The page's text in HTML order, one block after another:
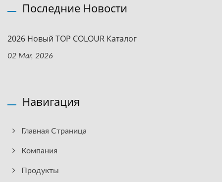
Последние Новости
2026 Новый TOP COLOUR Каталог
02 Mar, 2026
Навигация
Главная Страница
Компания
Продукты